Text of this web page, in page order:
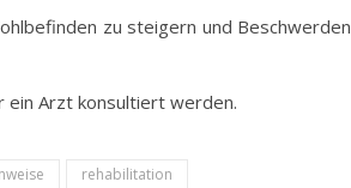
zu steigern und Beschwerden
ein Arzt konsultiert werden.
rehabilitation